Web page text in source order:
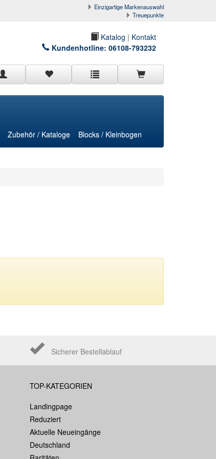
Einzigartige Markenauswahl
Treuepunkte
Katalog | Kontakt
Kundenhotline: 06108-793232
Zubehör / Kataloge Blocks / Kleinbogen
Sicherer Bestellablauf
TOP-KATEGORIEN
Landingpage
Reduziert
Aktuelle Neueingänge
Deutschland